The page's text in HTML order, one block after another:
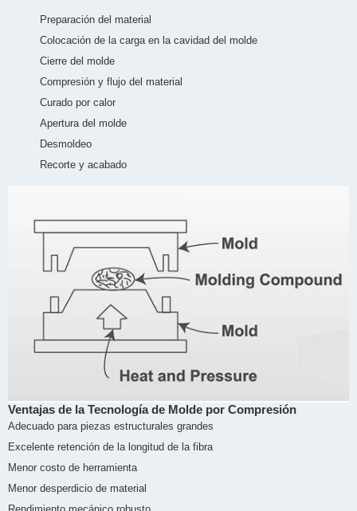
Preparación del material
Colocación de la carga en la cavidad del molde
Cierre del molde
Compresión y flujo del material
Curado por calor
Apertura del molde
Desmoldeo
Recorte y acabado
Ventajas de la Tecnología de Molde por Compresión
Adecuado para piezas estructurales grandes
Excelente retención de la longitud de la fibra
Menor costo de herramienta
Menor desperdicio de material